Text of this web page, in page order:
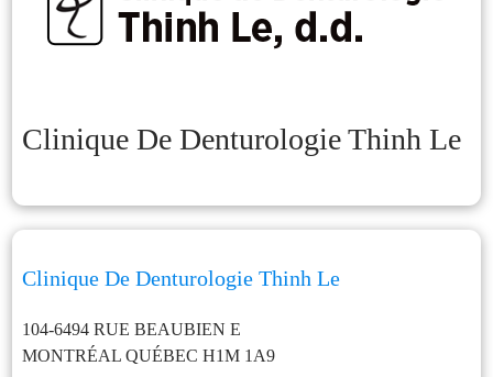
Clinique De Denturologie Thinh Le
Clinique De Denturologie Thinh Le
104-6494 RUE BEAUBIEN E
MONTRÉAL QUÉBEC H1M 1A9